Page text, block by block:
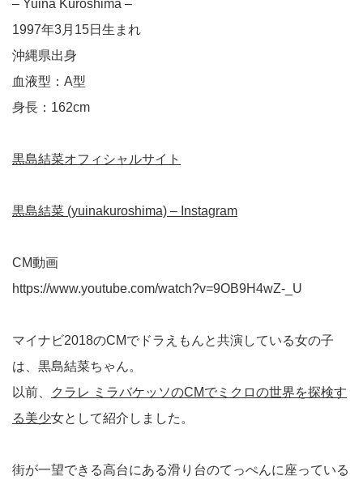
– Yuina Kuroshima –
1997年3月15日生まれ
沖縄県出身
血液型：A型
身長：162cm
黒島結菜オフィシャルサイト
黒島結菜 (yuinakuroshima) – Instagram
CM動画
https://www.youtube.com/watch?v=9OB9H4wZ-_U
マイナビ2018のCMでドラえもんと共演している女の子
は、黒島結菜ちゃん。
以前、
クラレ ミラバケッソのCMでミクロの世界を探検す
る美少女として紹介しました。
街が一望できる高台にある滑り台のてっぺんに座っている